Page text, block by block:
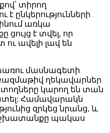
տիրող
ընկերությունների
առկա
ցույց է տվել, որ
ավելի լավ են
մասնագետի
ղեկավարներ
կարող են տան
Համավարակն
զրկեց նրանց, և
պակաս